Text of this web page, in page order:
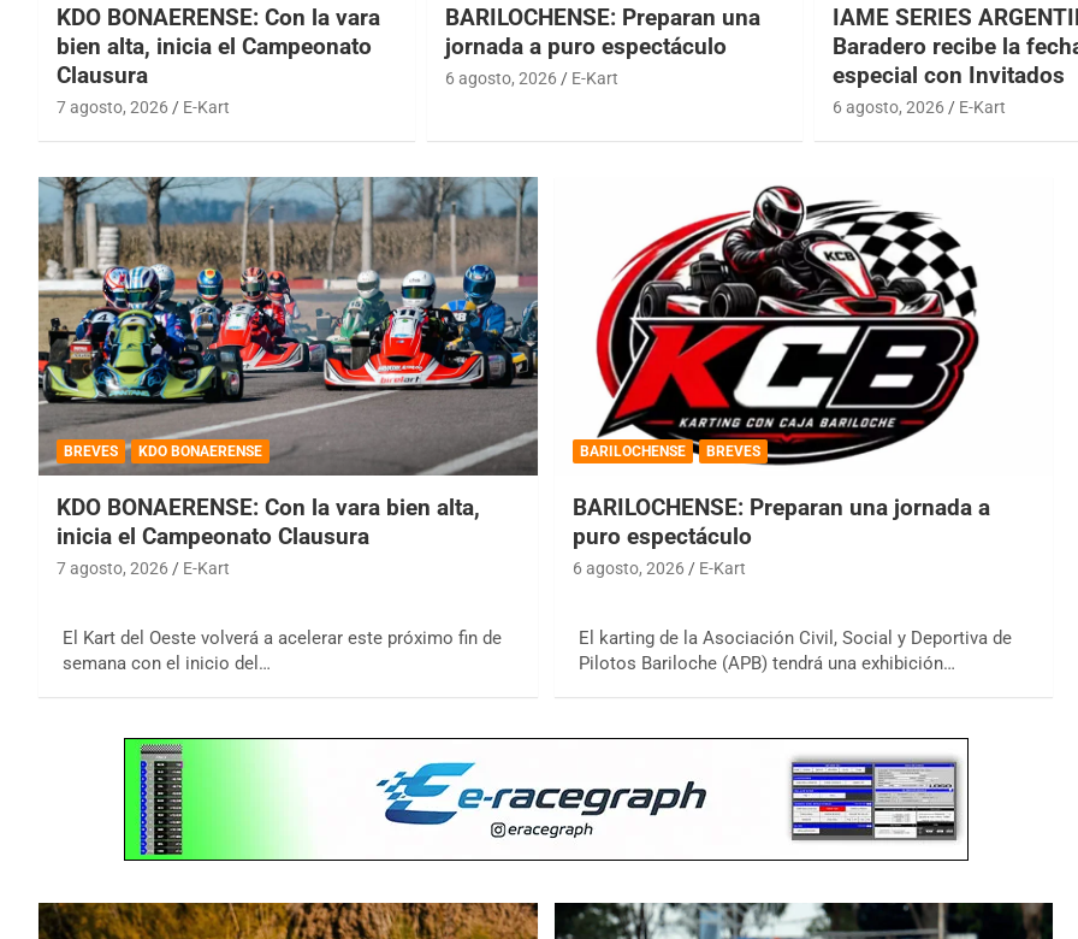
KDO BONAERENSE: Con la vara
bien alta, inicia el Campeonato
Clausura
7 agosto, 2026 E-Kart
BARILOCHENSE: Preparan una
jornada a puro espectáculo
6 agosto, 2026 E-Kart
IAME SERIES
Baradero recibe la
especial con Invitados
6 agosto, 2026 E-Kart
BREVES KDO BONAERENSE
KDO BONAERENSE: Con la vara bien alta,
inicia el Campeonato Clausura
7 agosto, 2026 E-Kart
El Kart del Oeste volverá a acelerar este próximo fin de
semana con el inicio del…
BARILOCHENSE BREVES
BARILOCHENSE: Preparan una jornada a
puro espectáculo
6 agosto, 2026 E-Kart
El karting de la Asociación Civil, Social y Deportiva de
Pilotos Bariloche (APB) tendrá una exhibición…